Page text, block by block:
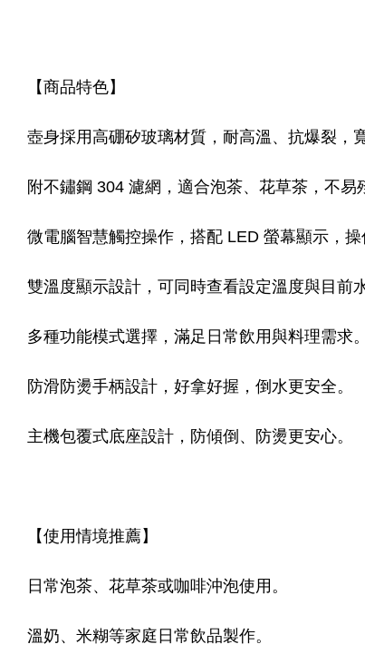
【商品特色】
壺身採用高硼矽玻璃材質，耐高溫、抗爆裂，
附不鏽鋼 304 濾網，適合泡茶、花草茶，不易
微電腦智慧觸控操作，搭配 LED 螢幕顯示，操
雙溫度顯示設計，可同時查看設定溫度與目前水
多種功能模式選擇，滿足日常飲用與料理需求。
防滑防燙手柄設計，好拿好握，倒水更安全。
主機包覆式底座設計，防傾倒、防燙更安心。
【使用情境推薦】
日常泡茶、花草茶或咖啡沖泡使用。
溫奶、米糊等家庭日常飲品製作。